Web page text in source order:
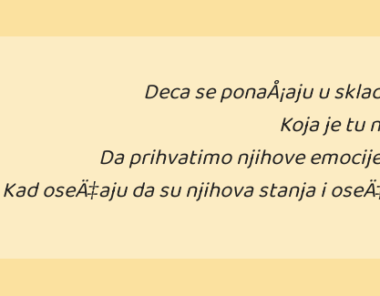
Deca se ponaÅ¡aju u
Koja je tu
Da prihvatimo njihove
Kad oseÄ‡aju da su njihova stanja i